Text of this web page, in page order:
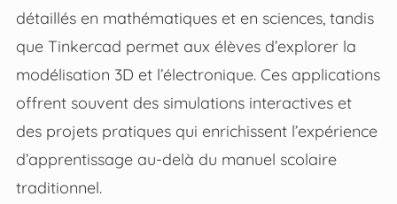
détaillés en mathématiques et en sciences, tandis
que Tinkercad permet aux élèves d’explorer la
modélisation 3D et l’électronique. Ces applications
offrent souvent des simulations interactives et
des projets pratiques qui enrichissent l’expérience
d’apprentissage au-delà du manuel scolaire
traditionnel.